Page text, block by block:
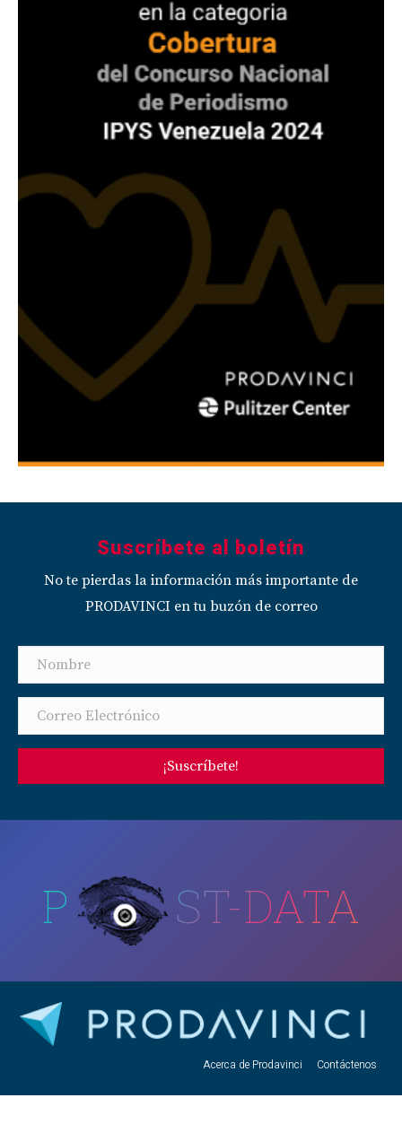
Suscríbete al boletín
No te pierdas la información más importante de
PRODAVINCI en tu buzón de correo
¡Suscríbete!
P ST-DATA
Acerca de Prodavinci Contáctenos